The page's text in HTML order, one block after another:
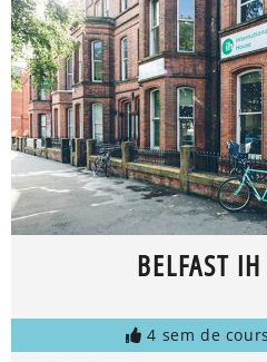
BELFAST
4 sem de